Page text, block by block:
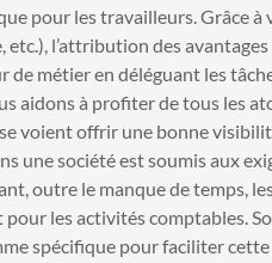
pour les travailleurs. Grâce
etc.), l’attribution des
de métier en déléguant les
aidons à profiter de tous les
voient offrir une bonne
une société est soumis aux
outre le manque de temps,
pour les activités comptables.
spécifique pour faciliter